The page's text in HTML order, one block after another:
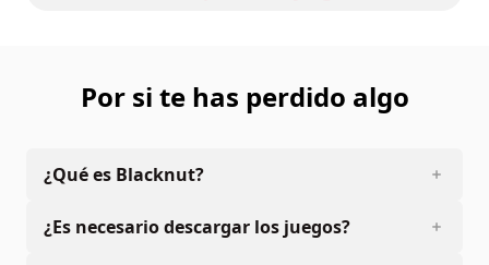
Por si te has perdido algo
¿Qué es Blacknut?
¿Es necesario descargar los juegos?